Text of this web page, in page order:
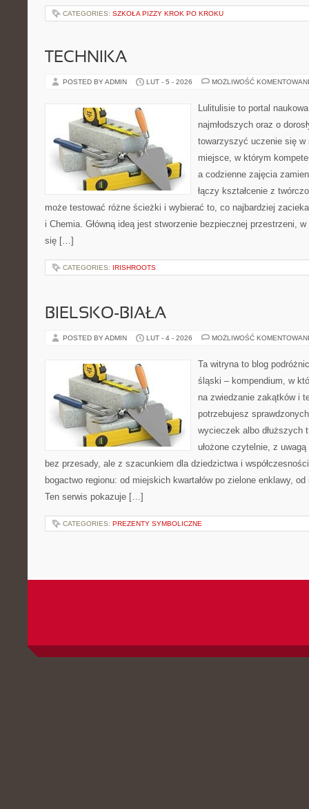
CATEGORIES: SZKOŁA PIZZY KROK PO KROKU
TECHNIKA
POSTED BY ADMIN LUT - 5 - 2026 MOŻLIWOŚĆ
Lulitulisie to portal
najmłodszych oraz o
towarzyszyć uczenie się w
miejsce, w którym
a codzienne zajęcia
łączy kształcenie z
może testować różne ścieżki i wybierać to, co najbardziej
i Chemia. Główną ideą jest stworzenie bezpiecznej przestrzeni,
się […]
CATEGORIES: IRISHROOTS
BIELSKO-BIAŁA
POSTED BY ADMIN LUT - 4 - 2026 MOŻLIWOŚĆ
Ta witryna to blog
śląski – kompendium, w
na zwiedzanie zakątków i
potrzebujesz
wycieczek albo dłuższych
ułożone czytelnie, z
bez przesady, ale z szacunkiem dla dziedzictwa i
bogactwo regionu: od miejskich kwartałów po zielone enklawy,
Ten serwis pokazuje […]
CATEGORIES: PREZENTY SYMBOLICZNE